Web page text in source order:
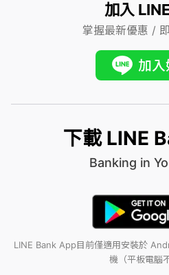
利，相關內容請以本行行動及網路銀
加入
掌握最新優惠 /
下載 LINE
Banking in
LINE Bank App目前僅適用安裝於
機（平板電腦